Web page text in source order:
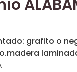
grafito o